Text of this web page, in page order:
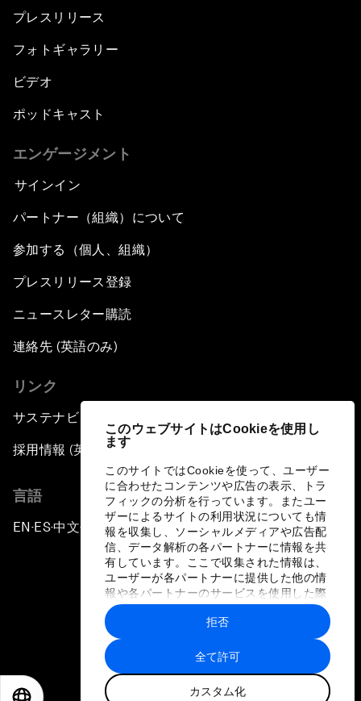
このウェブサイトはCookieを使用し
ます
このサイトではCookieを使って、ユーザー
に合わせたコンテンツや広告の表示、トラ
フィックの分析を行っています。またユー
ザーによるサイトの利用状況についても情
報を収集し、ソーシャルメディアや広告配
信、データ解析の各パートナーに情報を共
有しています。ここで収集された情報は、
ユーザーが各パートナーに提供した他の情
報や各パートナーのサービスを使用した際
に収集された情報と組み合わされ、各パー
トナーによって使用されることがありま
す。
全て許可
カスタム化
拒否
プレスリリース
フォトギャラリー
ビデオ
ポッドキャスト
エンゲージメント
サインイン
パートナー（組織）について
参加する（個人、組織）
プレスリリース登録
ニュースレター購読
連絡先 (英語のみ)
リンク
サステナビリティへの取り組み
採用情報 (英語のみ)
言語
EN ▪ ES▪中文▪ 日本語
プライバシーポリシーと利用規約
サイトマップ
©
世界経済フォーラム